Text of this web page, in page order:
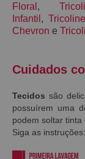
Floral ,
Infantil ,
Chevron e
Cuidados
Tecidos são
possuírem uma
podem soltar tinta
Siga as instruções: